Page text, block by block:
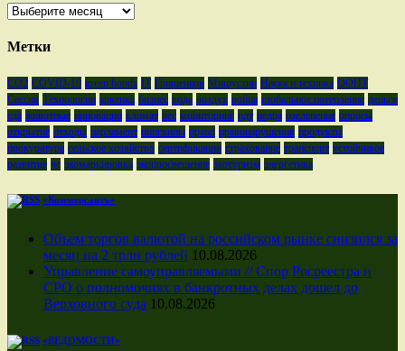
Архивы
Метки
CO2 COVID-19 green bonds IT Гришенков Мишустин Наука и техника ООПТ
Сессия Технологии арктика бизнес вода воздух война глобальное потепление деньги
еда животные инновации климат лес мониторинг ндт недра озеленение опросы
открытие отходы парламент пингвины право правонарушения продукты
прокуратура сельское хозяйство сертификация страхование транспорт устойчивое
развитие чс экомаркировка экопросвещение экотуризм энергетика
«Коммерсантъ»
Объем торгов валютой на российском рынке снизился за
месяц на 2 трлн рублей 10.08.2026
Управление самоуправляемыми // Спор Росреестра и
СРО о полномочиях в банкротных делах дошел до
Верховного суда 10.08.2026
«ВЕДОМОСТИ»